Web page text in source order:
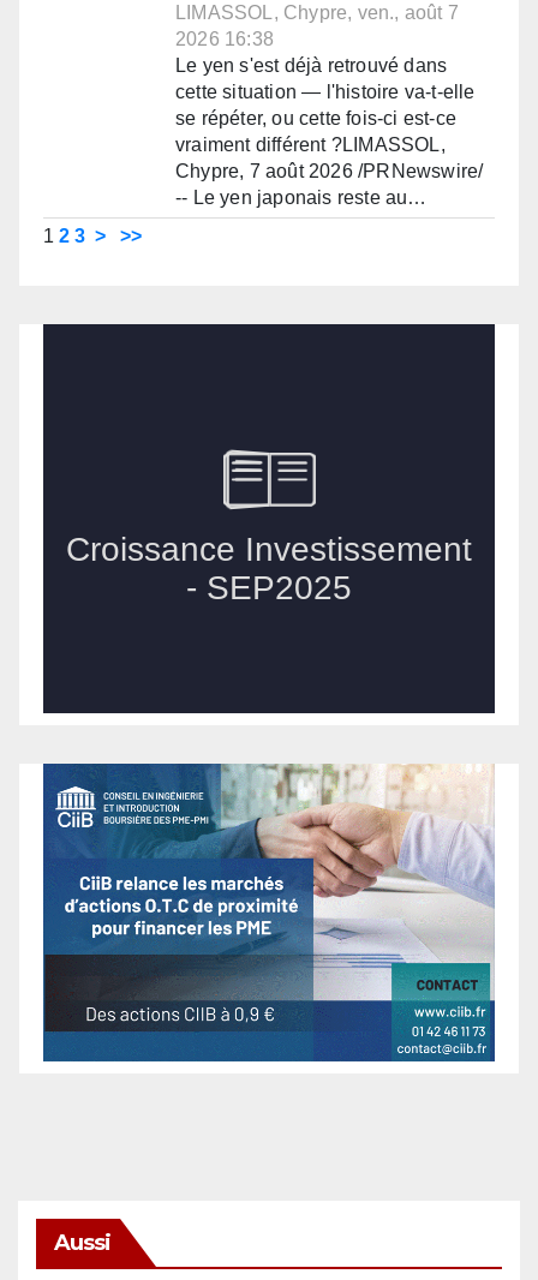
LIMASSOL, Chypre, ven., août 7
2026 16:38
Le yen s'est déjà retrouvé dans
cette situation — l'histoire va-t-elle
se répéter, ou cette fois-ci est-ce
vraiment différent ?LIMASSOL,
Chypre, 7 août 2026 /PRNewswire/
-- Le yen japonais reste au…
1 2 3 > >>
Aussi